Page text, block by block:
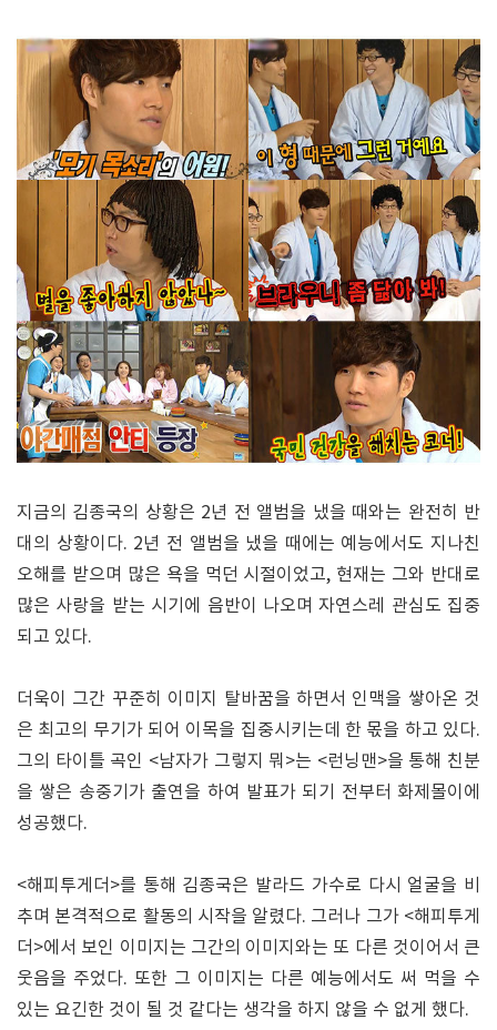
지금의 김종국의 상황은 2년 전 앨범을 냈을 때와는 완전히 반
대의 상황이다. 2년 전 앨범을 냈을 때에는 예능에서도 지나친
오해를 받으며 많은 욕을 먹던 시절이었고, 현재는 그와 반대로
많은 사랑을 받는 시기에 음반이 나오며 자연스레 관심도 집중
되고 있다.
더욱이 그간 꾸준히 이미지 탈바꿈을 하면서 인맥을 쌓아온 것
은 최고의 무기가 되어 이목을 집중시키는데 한 몫을 하고 있다.
그의 타이틀 곡인 <남자가 그렇지 뭐>는 <런닝맨>을 통해 친분
을 쌓은 송중기가 출연을 하여 발표가 되기 전부터 화제몰이에
성공했다.
<해피투게더>를 통해 김종국은 발라드 가수로 다시 얼굴을 비
추며 본격적으로 활동의 시작을 알렸다. 그러나 그가 <해피투게
더>에서 보인 이미지는 그간의 이미지와는 또 다른 것이어서 큰
웃음을 주었다. 또한 그 이미지는 다른 예능에서도 써 먹을 수
있는 요긴한 것이 될 것 같다는 생각을 하지 않을 수 없게 했다.